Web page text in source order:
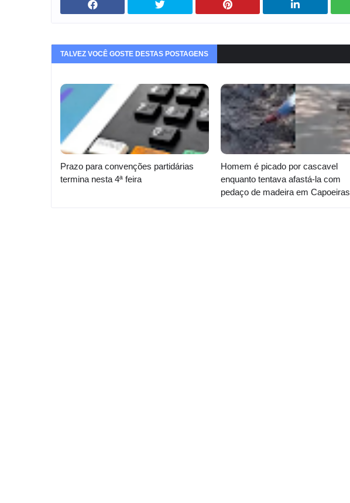
TALVEZ VOCÊ GOSTE DESTAS POSTAGENS
Prazo para convenções partidárias
termina nesta 4ª feira
Homem é picado por cascavel
enquanto tentava afastá-la com
pedaço de madeira em Capoeiras